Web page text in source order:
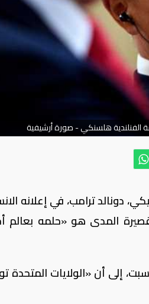
الفنلندية هلسنكي - صورة أرشيفية
دونالد ترامب، في إعلانه
المدى هو «حلمه بعالم
إلى أن «الولايات المتحدة